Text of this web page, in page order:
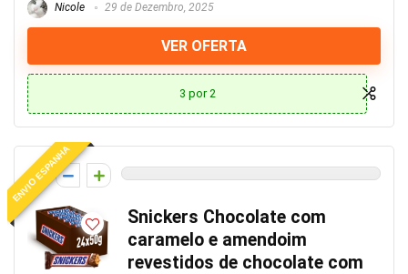
Nicole 29 de Dezembro, 2025
VER OFERTA
3 por 2
ENVIO ESPANHA
0
Snickers Chocolate com
caramelo e amendoim
revestidos de chocolate com